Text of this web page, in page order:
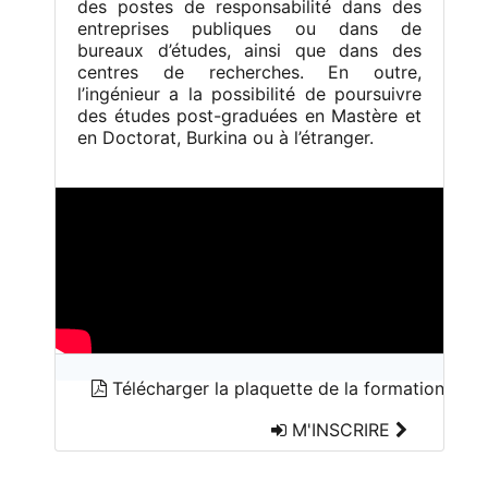
des postes de responsabilité dans des
entreprises publiques ou dans de
bureaux d’études, ainsi que dans des
centres de recherches. En outre,
l’ingénieur a la possibilité de poursuivre
des études post-graduées en Mastère et
en Doctorat, Burkina ou à l’étranger.
Télécharger la plaquette de la formation
M'INSCRIRE